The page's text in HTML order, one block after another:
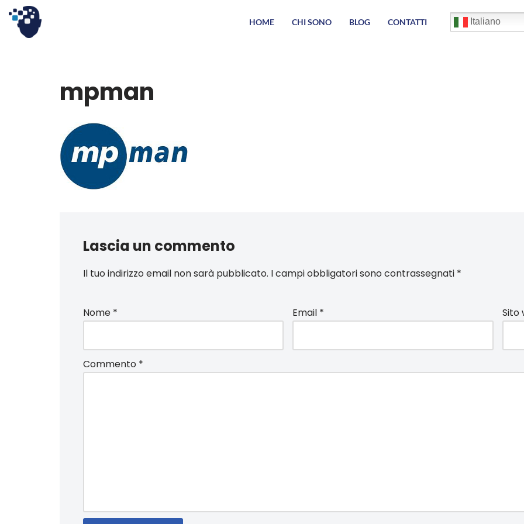
Vai
HOME CHI SONO BLOG CONTATTI
English
Français
Italiano
mpman
Lascia un commento
Il tuo indirizzo email non sarà pubblicato. I campi obbligatori sono contrassegnati *
Nome * Email * Sito
Commento *